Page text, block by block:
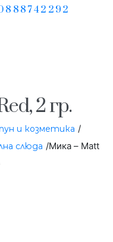
2 гр.
и козметика /
слюда /Мика – Matt